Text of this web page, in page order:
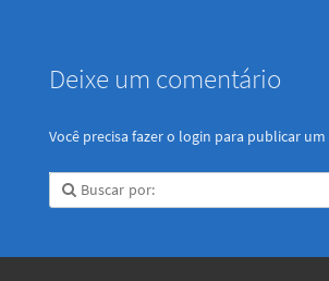
Deixe um comentário
Você precisa fazer o login para publicar